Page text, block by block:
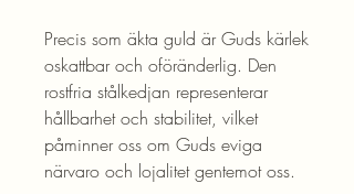
Precis som äkta guld är Guds kärlek
oskattbar och oföränderlig. Den
rostfria stålkedjan representerar
hållbarhet och stabilitet, vilket
påminner oss om Guds eviga
närvaro och lojalitet gentemot oss.